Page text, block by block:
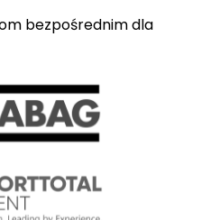
bezpośrednim dla